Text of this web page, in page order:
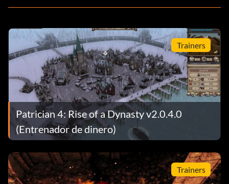
Trainers
Patrician 4: Rise of a Dynasty v2.0.4.0
(Entrenador de dinero)
Trainers